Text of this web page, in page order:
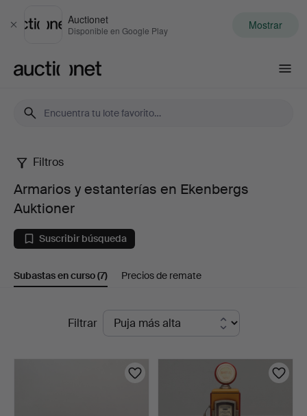
Cerrar
Auctionet
Disponible en Google Play Mostrar
Armarios
estanterías
en
Auktioner
Filtros
Armarios y estanterías en Ekenbergs
Auktioner
Suscribir búsqueda
Subastas en curso(7) Precios de remate
SubastasFiltrar